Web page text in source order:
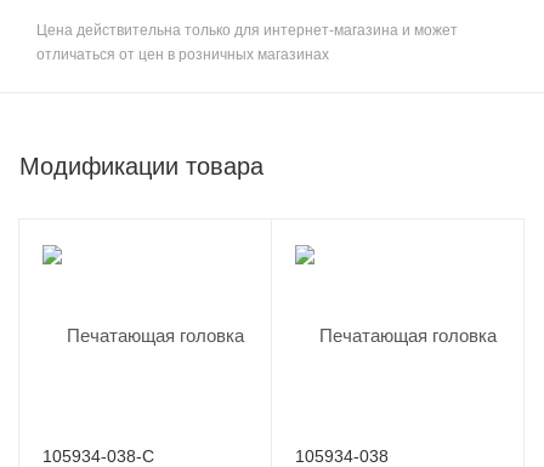
Цена действительна только для интернет-магазина и может
отличаться от цен в розничных магазинах
Модификации товара
105934-038-C 105934-038